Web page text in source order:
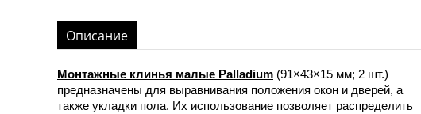
Описание
Монтажные клинья малые Palladium (91×43×15 мм; 2 шт.)
предназначены для выравнивания положения окон и дверей, а
также укладки пола. Их использование позволяет распределить